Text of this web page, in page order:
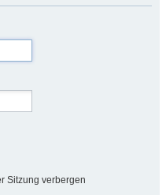
Sitzung verbergen